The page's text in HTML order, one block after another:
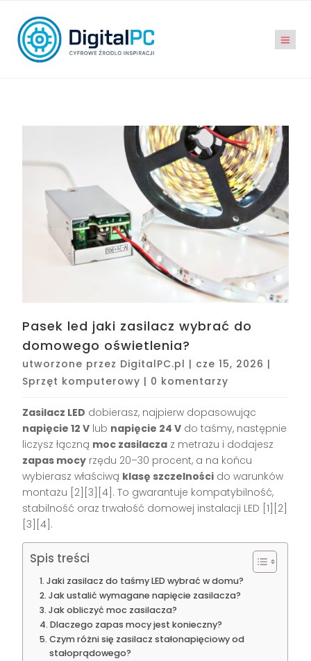
Pasek led jaki zasilacz wybrać do
domowego oświetlenia?
utworzone przez DigitalPC.pl | cze 15, 2026 |
Sprzęt komputerowy | 0 komentarzy
Zasilacz LED dobierasz, najpierw dopasowując
napięcie 12 V lub napięcie 24 V do taśmy, następnie
liczysz łączną moc zasilacza z metrażu i dodajesz
zapas mocy rzędu 20–30 procent, a na końcu
wybierasz właściwą klasę szczelności do warunków
montażu [2][3][4]. To gwarantuje kompatybilność,
stabilność oraz trwałość domowej instalacji LED [1][2]
[3][4].
Spis treści
Jaki zasilacz do taśmy LED wybrać w domu?
Jak ustalić wymagane napięcie zasilacza?
Jak obliczyć moc zasilacza?
Dlaczego zapas mocy jest konieczny?
Czym różni się zasilacz stałonapięciowy od
stałoprądowego?